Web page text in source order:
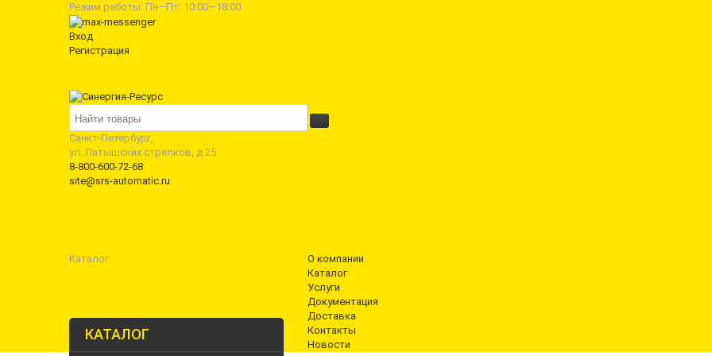
Режим работы: Пн—Пт: 10:00—18:00
Вход
Регистрация
Санкт-Петербург,
ул. Латышских стрелков, д 25
8-800-600-72-68
site@srs-automatic.ru
Каталог
О компании
Каталог
Услуги
Документация
Доставка
Контакты
Новости
КАТАЛОГ